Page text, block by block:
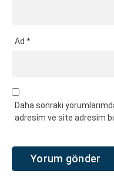
Ad *
Daha sonraki
adresim ve site adresim